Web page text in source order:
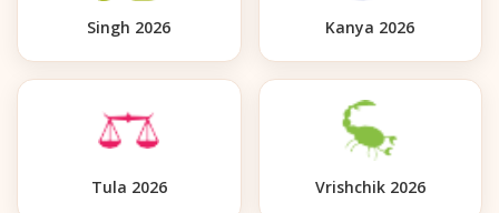
Singh 2026 Kanya 2026
Tula 2026 Vrishchik 2026